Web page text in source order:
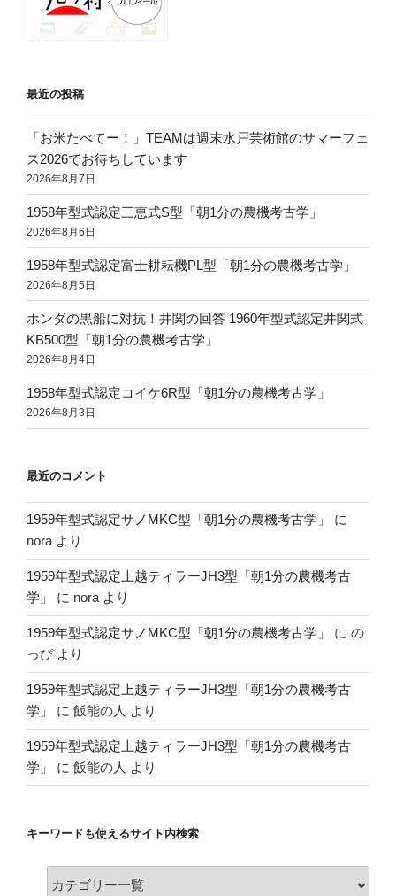
ー
シ
ン
最近の投稿
「お米たべてー！」TEAMは週末水戸芸術館のサマーフェ
ス2026でお待ちしています
2026年8月7日
1958年型式認定三恵式S型「朝1分の農機考古学」
2026年8月6日
1958年型式認定富士耕耘機PL型「朝1分の農機考古学」
2026年8月5日
ホンダの黒船に対抗！井関の回答 1960年型式認定井関式
KB500型「朝1分の農機考古学」
2026年8月4日
1958年型式認定コイケ6R型「朝1分の農機考古学」
2026年8月3日
最近のコメント
1959年型式認定サノMKC型「朝1分の農機考古学」
に
nora より
1959年型式認定上越ティラーJH3型「朝1分の農機考古
学」
に nora より
1959年型式認定サノMKC型「朝1分の農機考古学」 に の
っぴより
1959年型式認定上越ティラーJH3型「朝1分の農機考古
学」
に 飯能の人 より
1959年型式認定上越ティラーJH3型「朝1分の農機考古
学」
に 飯能の人 より
キーワードも使えるサイト内検索